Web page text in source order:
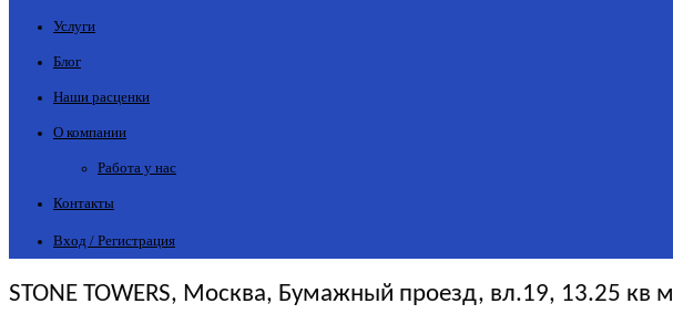
Услуги
Блог
Наши расценки
О компании
Работа у нас
Контакты
Вход / Регистрация
STONE TOWERS, Москва, Бумажный проезд, вл.19, 13.25 кв м